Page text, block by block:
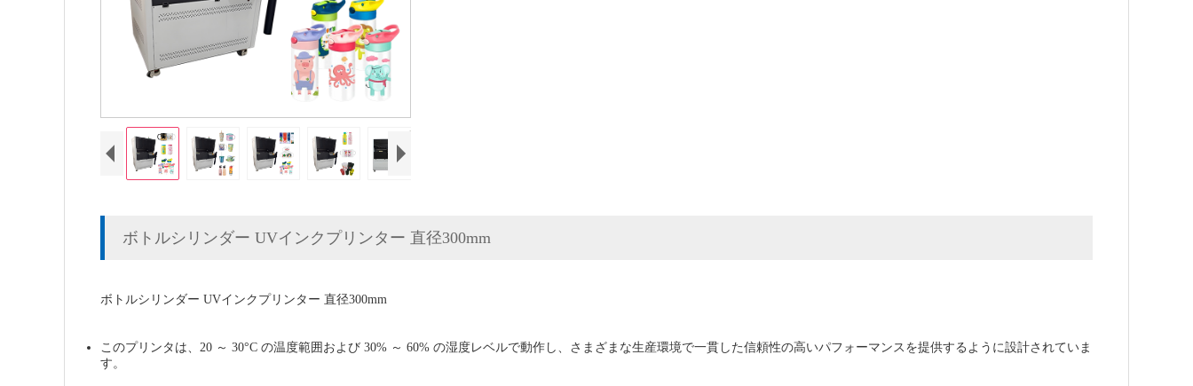
ボトルシリンダー UVインクプリンター 直径300mm
ボトルシリンダー UVインクプリンター 直径300mm
このプリンタは、20 ～ 30°C の温度範囲および 30% ～ 60% の湿度レベルで動作し、さまざまな生産環境で一貫した信頼性の高いパフォーマンスを提供するように設計されていま
す。